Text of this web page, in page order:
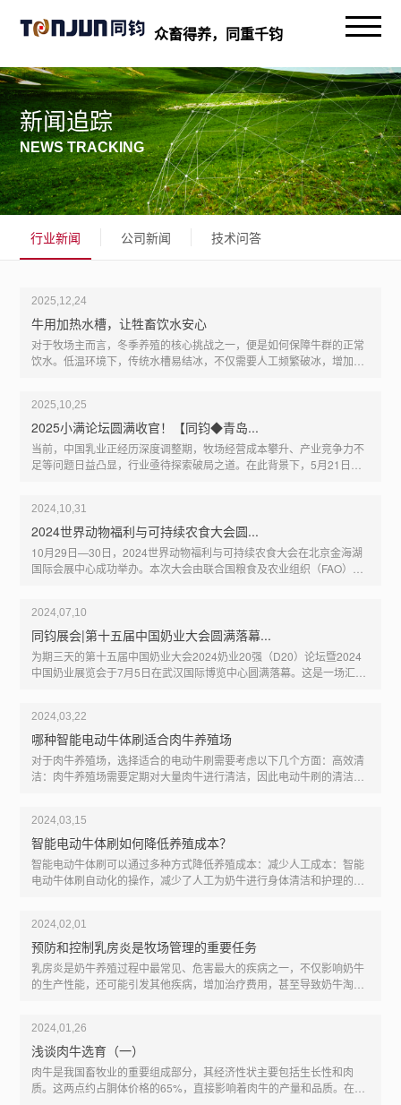
众畜得养，同重千钧
新闻追踪
NEWS TRACKING
行业新闻 公司新闻 技术问答
2025,12,24
牛用加热水槽，让牲畜饮水安心
对于牧场主而言，冬季养殖的核心挑战之一，便是如何保障牛群的正常
饮水。低温环境下，传统水槽易结冰，不仅需要人工频繁破冰，增加养
是为解决这一痛点而生，为冬季牧场管理注入高效、省心的新方案。
一、精准控温，杜绝结冰与温差伤害牛用加热水槽的核心优势，在于其
智能温控系统。与普通加热设备单一的加热方式不同，优质的牛用加热
水槽会搭载高精度温度传感器，实时监测水温与环境温度，当水温低于
4℃（牛群适宜饮水温度下限）时自动启动加热功能，将水温稳定控制
2025,10,25
2025小满论坛圆满收官！【同钧◆青岛...
当前，中国乳业正经历深度调整期，牧场经营成本攀升、产业竞争力不
足等问题日益凸显，行业亟待探索破局之道。在此背景下，5月21日，
破解困局的创新路径。小满论坛今年已经是第三届，本届论坛系统解析
欧洲牧场动物福利实践经验，结合中国牧场实际需求，提出降本增效的
可行性策略。同时，融合传统文化智慧，倡导以动物福利为核心的可持
续发展理念，助力牧场构建生产、生态与生活的和谐体系。此次论坛由
青岛问峰实业、中国农业国际合作促进会动物福利国际合作分会联合主
2024,10,31
2024世界动物福利与可持续农食大会圆...
10月29日—30日，2024世界动物福利与可持续农食大会在北京金海湖
国际会展中心成功举办。本次大会由联合国粮食及农业组织（FAO）与
共商可持续发展本次大会以“迈向可持续农业食品体系”为主题，吸引了
500余位来自全球的国际机构代表、专家学者和企业代表参与。他们围
绕动物健康与福利、动物健康与食品安全、可持续理念下的创新等热点
话题进行了深入探讨与交流。本次大会以“迈向可持续农业食品体系”为
主题，吸引了500余位来自全球的国际机构代表、专家学者和企业代表
2024,07,10
同钧展会|第十五届中国奶业大会圆满落幕...
为期三天的第十五届中国奶业大会2024奶业20强（D20）论坛暨2024
中国奶业展览会于7月5日在武汉国际博览中心圆满落幕。这是一场汇聚
组、智能电动牛刷信息化及音乐系统功能等一系列创新产品参展，吸引
了众多目光。牧场风扇：针对奶牛对舒适环境的高要求，牧场风扇大风
量、低转速静音、高效节能设计，进口电机，质量保证；智能温度控制
系统：感知牛舍温度，根据温度变化自动调整风扇转速，及时调节牛舍
温度，为奶牛营舒适的居住环境，有效提升奶牛的生产性能与健康水
2024,03,22
哪种智能电动牛体刷适合肉牛养殖场
对于肉牛养殖场，选择适合的电动牛刷需要考虑以下几个方面：高效清
洁：肉牛养殖场需要定期对大量肉牛进行清洁，因此电动牛刷的清洁效
牛养殖场通常需要长期、频繁地使用电动牛刷，因此要求产品具有较高
的耐用性和可靠性。选择品质可靠、材料耐用的电动牛刷，能够保证长
期稳定的使用效果，减少维修和更换的频率。易于操作和维护：操作简
单、易于维护的电动牛刷能够减少养殖场工人的工作负担，提高工作效
率。同时，易于清洁和保养的电动牛刷能够保持其性能和卫生状况，延
2024,03,15
智能电动牛体刷如何降低养殖成本？
智能电动牛体刷可以通过多种方式降低养殖成本：减少人工成本：智能
电动牛体刷自动化的操作，减少了人工为奶牛进行身体清洁和护理的时
率，降低了药物成本。优化饲料配比：智能电动牛体刷可以帮助养殖户
更好地了解奶牛的营养需求和健康状况，从而优化饲料配比，提高奶牛
的产奶量和饲料利用率，降低了饲料成本。延长设备使用寿命：智能电
动牛体刷采用高品质的材料和先进的技术制造而成，正确使用可以延长
设备的使用寿命，降低了设备维护和更换的成本。综上所述，智能电动
2024,02,01
预防和控制乳房炎是牧场管理的重要任务
乳房炎是奶牛养殖过程中最常见、危害最大的疾病之一，不仅影响奶牛
的生产性能，还可能引发其他疾病，增加治疗费用，甚至导致奶牛淘
境卫生状况不佳，如圈舍潮湿、污垢多、通风不良等，都可能导致乳房
炎的发生，这就要求牧场要做到牧场圈舍，环境的消杀工作，还有圈舍
的打理。为了预防和控制乳房炎，牧场需要采取一系列措施。首先，加
强环境卫生管理，保持圈舍清洁、干燥、通风良好。其次，定期对挤奶
设备和挤奶操作进行检查和评估，确保其符合卫生标准。此外，加强奶
2024,01,26
浅谈肉牛选育（一）
肉牛是我国畜牧业的重要组成部分，其经济性状主要包括生长性和肉
质。这两点约占胴体价格的65%，直接影响着肉牛的产量和品质。在此